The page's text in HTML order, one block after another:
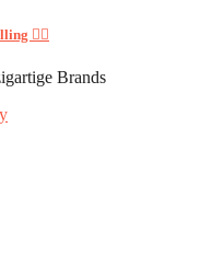
✍🏻
Brands